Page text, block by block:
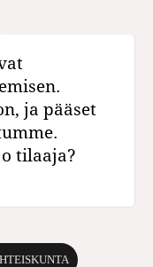
ja pääset
tilaaja?